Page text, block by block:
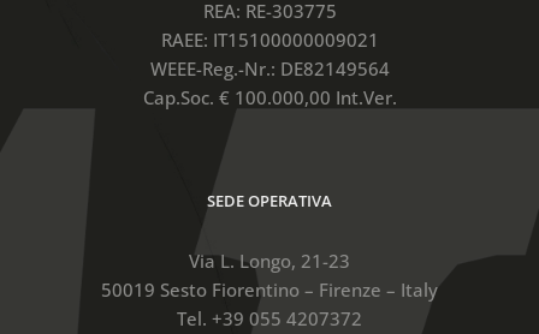
REA: RE-303775
RAEE: IT15100000009021
WEEE-Reg.-Nr.: DE82149564
Cap.Soc. € 100.000,00 Int.Ver.
SEDE OPERATIVA
Via L. Longo, 21-23
50019 Sesto Fiorentino – Firenze – Italy
Tel. +39 055 4207372